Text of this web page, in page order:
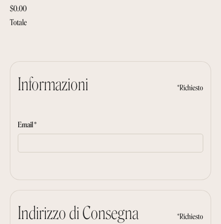
Informazioni *Richiesto
Email *
Indirizzo di Consegna *Richiesto
$0.00
Totale